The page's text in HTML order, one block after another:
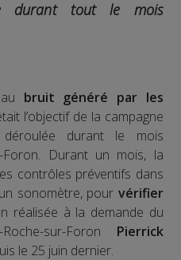
durant tout le mois
bruit généré par les
l’objectif de la campagne
durant le mois
Foron. Durant un mois, la
contrôles préventifs dans
sonomètre, pour vérifier
réalisée à la demande du
sur-Foron Pierrick
le 25 juin dernier.